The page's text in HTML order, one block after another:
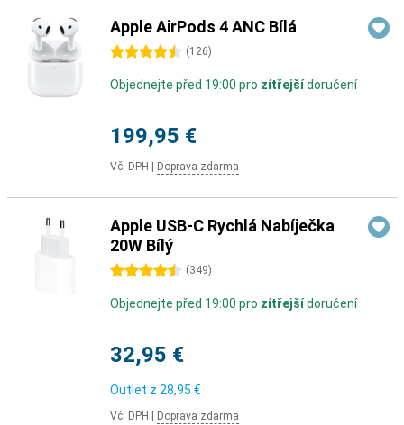
Apple AirPods 4 ANC Bílá
4.5 hvězdičky(126)
Objednejte před 19:00 pro zítřejšídoručení
199,95 €
Vč. DPH Doprava zdarma
Apple USB-C Rychlá Nabíječka
20W Bílý
4.5 hvězdičky(349)
Objednejte před 19:00 pro zítřejšídoručení
32,95 €
Outlet z 28,95 €
Vč. DPH Doprava zdarma